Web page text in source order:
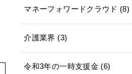
マネーフォワードクラウド (8)
介護業界 (3)
令和3年の一時支援金 (6)